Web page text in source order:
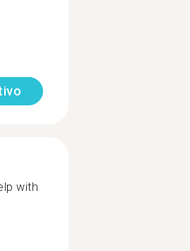
with